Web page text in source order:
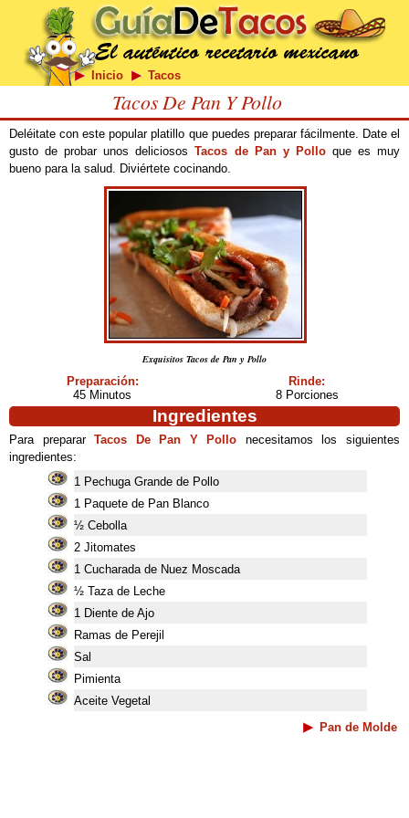
Inicio Tacos
Tacos De Pan Y Pollo
Deléitate con este popular platillo que puedes preparar fácilmente. Date el
gusto de probar unos deliciososTacos de Pan y Polloque es muy
bueno para la salud. Diviértete cocinando.
Exquisitos Tacos de Pan y Pollo
Preparación:
45 Minutos
Rinde:
8 Porciones
Ingredientes
Para prepararTacos De Pan Y Pollo necesitamos los siguientes
ingredientes:
1 Pechuga Grande de Pollo
1 Paquete de Pan Blanco
½ Cebolla
2 Jitomates
1 Cucharada de Nuez Moscada
½ Taza de Leche
1 Diente de Ajo
Ramas de Perejil
Sal
Pimienta
Aceite Vegetal
Pan de Molde